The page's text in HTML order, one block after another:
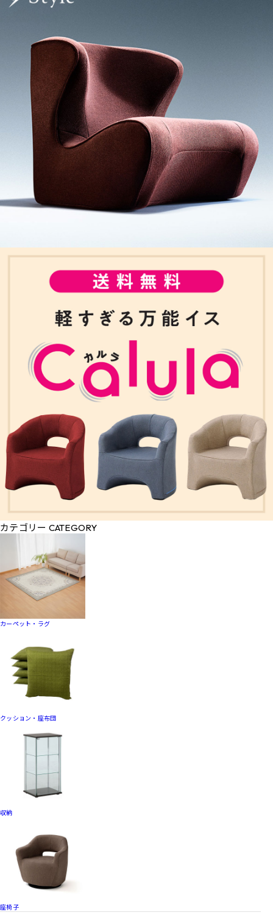
カテゴリー CATEGORY
カーペット・ラグ
クッション・座布団
収納
座椅子